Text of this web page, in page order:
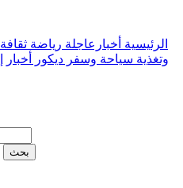
الرئيسية أخبارعاجلة رياضة ثقافة
وتغذية سياحة وسفر ديكور أخبار